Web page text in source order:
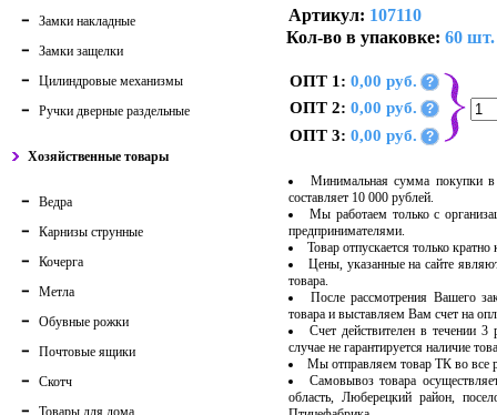
Замки накладные
Замки защелки
Цилиндровые механизмы
Ручки дверные раздельные
Хозяйственные товары
Ведра
Карнизы струнные
Кочерга
Метла
Обувные рожки
Почтовые ящики
Скотч
Товары для дома
Артикул: 107110
Кол-во в упаковке: 60 шт.
ОПТ 1: 0,00 руб. ?
ОПТ 2: 0,00 руб. ?
ОПТ 3: 0,00 руб. ?
Минимальная сумма покупки в
составляет 10 000 рублей.
Мы работаем только с
предпринимателями.
Товар отпускается только
Цены, указанные на сайте
товара.
После рассмотрения Вашего
товара и выставляем Вам счет на
Счет действителен в течении
случае не гарантируется наличие
Мы отправляем товар ТК во
Самовывоз товара
область, Люберецкий район,